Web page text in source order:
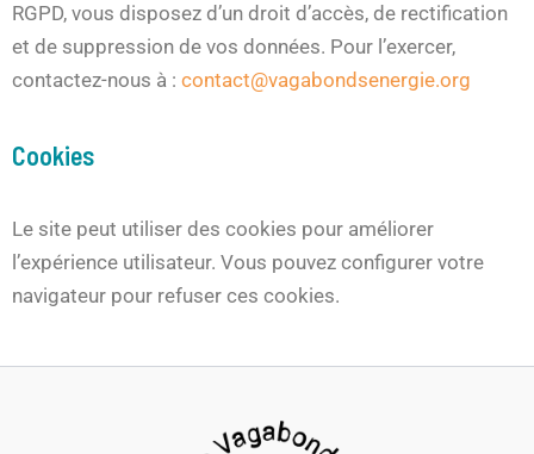
RGPD, vous disposez d’un droit d’accès, de rectification
et de suppression de vos données. Pour l’exercer,
contactez-nous à : contact@vagabondsenergie.org
Cookies
Le site peut utiliser des cookies pour améliorer
l’expérience utilisateur. Vous pouvez configurer votre
navigateur pour refuser ces cookies.